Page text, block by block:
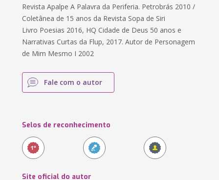
Revista Apalpe A Palavra da Periferia. Petrobrás 2010 /
Coletânea de 15 anos da Revista Sopa de Siri
Livro Poesias 2016, HQ Cidade de Deus 50 anos e
Narrativas Curtas da Flup, 2017. Autor de Personagem
de Mim Mesmo I 2002
Fale com o autor
Selos de reconhecimento
Site oficial do autor